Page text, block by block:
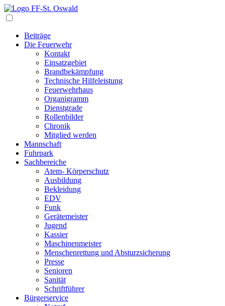
Beiträge
Die Feuerwehr
Kontakt
Einsatzgebiet
Brandbekämpfung
Technische Hilfeleistung
Feuerwehrhaus
Organigramm
Dienstgrade
Rollenbilder
Chronik
Mitglied werden
Mannschaft
Fuhrpark
Sachbereiche
Atem- Körperschutz
Ausbildung
Bekleidung
EDV
Funk
Gerätemeister
Jugend
Kassier
Maschinenmeister
Menschenrettung und Absturzsicherung
Presse
Senioren
Sanität
Schriftführer
Bürgerservice